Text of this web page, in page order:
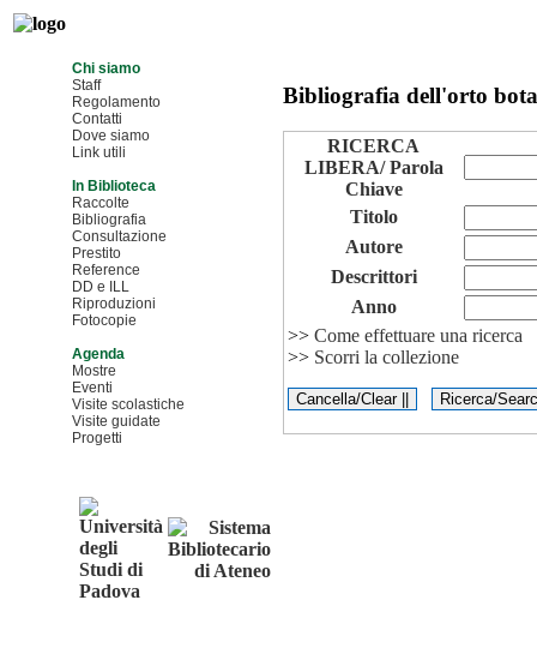
Chi siamo
Staff
Regolamento
Contatti
Dove siamo
Link utili
In Biblioteca
Raccolte
Bibliografia
Consultazione
Prestito
Reference
DD e ILL
Riproduzioni
Fotocopie
Agenda
Mostre
Eventi
Visite scolastiche
Visite guidate
Progetti
Bibliografia dell'orto
RICERCA
LIBERA/ Parola
Chiave
Titolo
Autore
Descrittori
Anno
>> Come effettuare una ricerca
>> Scorri la collezione